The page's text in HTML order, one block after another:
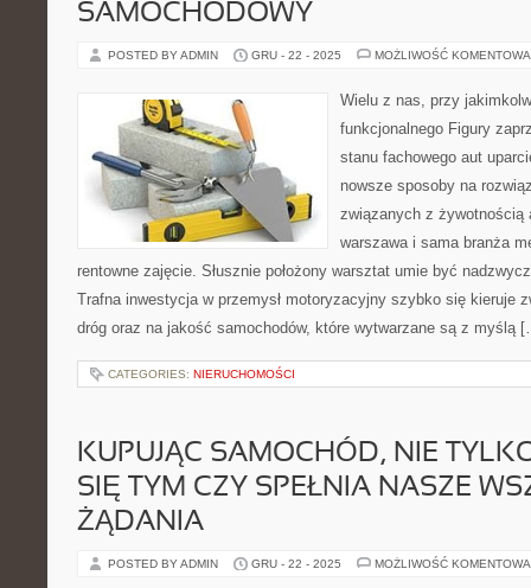
SAMOCHODOWY
POSTED BY ADMIN GRU - 22 - 2025 MOŻLIWOŚĆ
Wielu z nas, przy
funkcjonalnego Figury
stanu fachowego aut
nowsze sposoby na
związanych z żywotnością
warszawa i sama branża
rentowne zajęcie. Słusznie położony warsztat umie być
Trafna inwestycja w przemysł motoryzacyjny szybko się kieruje
dróg oraz na jakość samochodów, które wytwarzane są z myślą
CATEGORIES: NIERUCHOMOŚCI
KUPUJĄC SAMOCHÓD, NIE
SIĘ TYM CZY SPEŁNIA NASZE
ŻĄDANIA
POSTED BY ADMIN GRU - 22 - 2025 MOŻLIWOŚĆ